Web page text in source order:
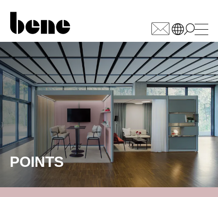
WÄHLEN SIE IHREN
MARKT
Afrique du Sud(ZA)
Allemagne (DE)
Arabie saoudite(SA)
Arménie(AM)
Australie (AU)
Autriche(AT)
Bahreïn
POINTS